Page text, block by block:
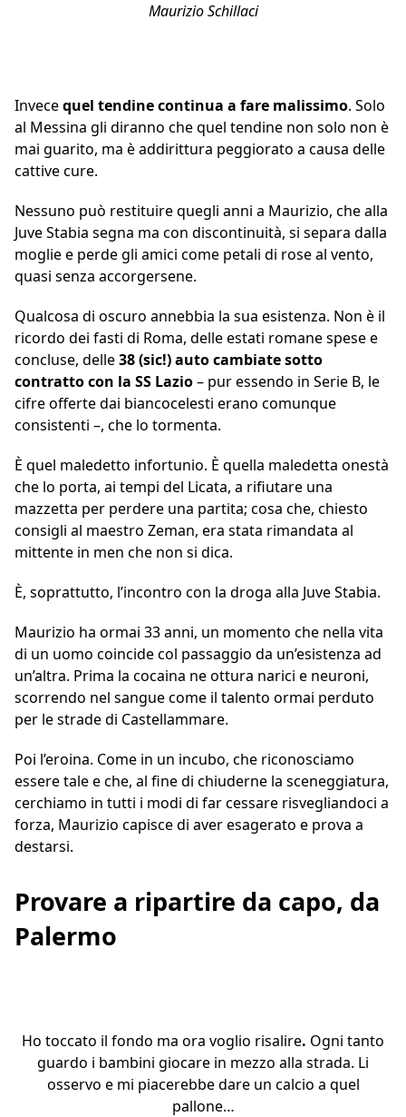
Maurizio Schillaci
Invecequel tendine continua a fare malissimo. Solo
al Messina gli diranno che quel tendine non solo non è
mai guarito, ma è addirittura peggiorato a causa delle
cattive cure.
Nessuno può restituire quegli anni a Maurizio, che alla
Juve Stabia segna ma con discontinuità, si separa dalla
moglie e perde gli amici come petali di rose al vento,
quasi senza accorgersene.
Qualcosa di oscuro annebbia la sua esistenza. Non è il
ricordo dei fasti di Roma, delle estati romane spese e
concluse, delle38 (sic!) auto cambiate sotto
contratto con la SS Lazio– pur essendo in Serie B, le
cifre offerte dai biancocelesti erano comunque
consistenti –, che lo tormenta.
È quel maledetto infortunio. È quella maledetta onestà
che lo porta, ai tempi del Licata, a rifiutare una
mazzetta per perdere una partita; cosa che, chiesto
consigli al maestro Zeman, era stata rimandata al
mittente in men che non si dica.
È, soprattutto, l’incontro con la droga alla Juve Stabia.
Maurizio ha ormai 33 anni, un momento che nella vita
di un uomo coincide col passaggio da un’esistenza ad
un’altra. Prima la cocaina ne ottura narici e neuroni,
scorrendo nel sangue come il talento ormai perduto
per le strade di Castellammare.
Poi l’eroina. Come in un incubo, che riconosciamo
essere tale e che, al fine di chiuderne la sceneggiatura,
cerchiamo in tutti i modi di far cessare risvegliandoci a
forza, Maurizio capisce di aver esagerato e prova a
destarsi.
Provare a ripartire da capo, da
Palermo
Ho toccato il fondo ma ora voglio risalire. Ogni tanto
guardo i bambini giocare in mezzo alla strada. Li
osservo e mi piacerebbe dare un calcio a quel
pallone…